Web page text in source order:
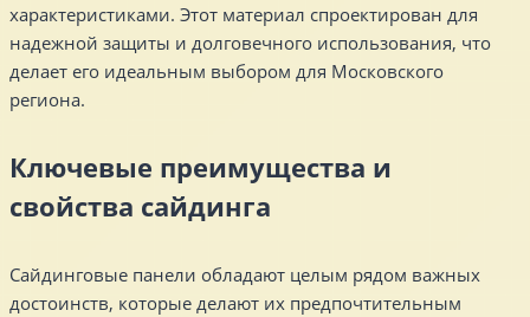
характеристиками. Этот материал спроектирован для
надежной защиты и долговечного использования, что
делает его идеальным выбором для Московского
региона.
Ключевые преимущества и
свойства сайдинга
Сайдинговые панели обладают целым рядом важных
достоинств, которые делают их предпочтительным